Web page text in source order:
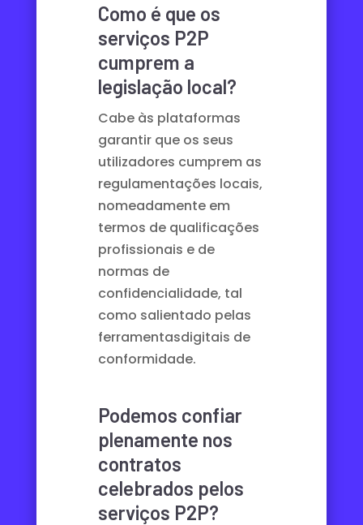
Como é que os
serviços P2P
cumprem a
legislação local?
Cabe às plataformas
garantir que os seus
utilizadores cumprem as
regulamentações locais,
nomeadamente em
termos de qualificações
profissionais e de
normas de
confidencialidade, tal
como salientado pelas
ferramentasdigitais de
conformidade.
Podemos confiar
plenamente nos
contratos
celebrados pelos
serviços P2P?